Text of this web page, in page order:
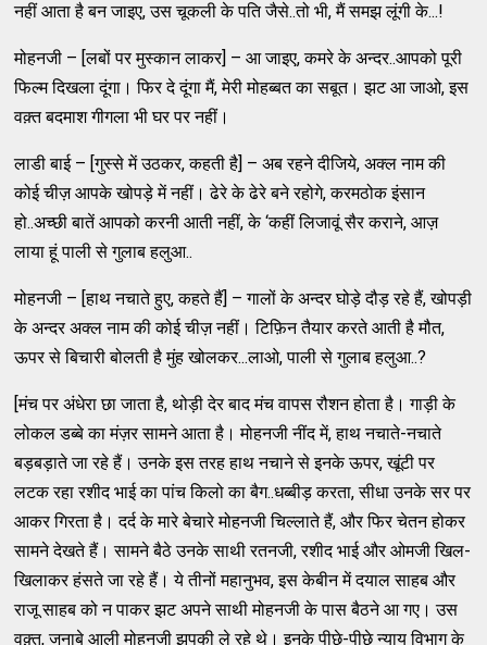
नहीं आता है बन जाइए, उस चूकली के पति जैसे..तो भी, मैं समझ लूंगी के...!
मोहनजी – [लबों पर मुस्कान लाकर] – आ जाइए, कमरे के अन्दर..आपको पूरी
फिल्म दिखला दूंगा। फिर दे दूंगा मैं, मेरी मोहब्बत का सबूत। झट आ जाओ, इस
वक़्त बदमाश गीगला भी घर पर नहीं।
लाडी बाई – [गुस्से में उठकर, कहती है] – अब रहने दीजिये, अक्ल नाम की
कोई चीज़ आपके खोपड़े में नहीं। ढेरे के ढेरे बने रहोगे, करमठोक इंसान
हो..अच्छी बातें आपको करनी आती नहीं, के ‘कहीं लिजावूं सैर कराने, आज़
लाया हूं पाली से गुलाब हलुआ..
मोहनजी – [हाथ नचाते हुए, कहते हैं] – गालों के अन्दर घोड़े दौड़ रहे हैं, खोपड़ी
के अन्दर अक्ल नाम की कोई चीज़ नहीं। टिफ़िन तैयार करते आती है मौत,
ऊपर से बिचारी बोलती है मुंह खोलकर...लाओ, पाली से गुलाब हलुआ..?
[मंच पर अंधेरा छा जाता है, थोड़ी देर बाद मंच वापस रौशन होता है। गाड़ी के
लोकल डब्बे का मंज़र सामने आता है। मोहनजी नींद में, हाथ नचाते-नचाते
बड़बड़ाते जा रहे हैं। उनके इस तरह हाथ नचाने से इनके ऊपर, खूंटी पर
लटक रहा रशीद भाई का पांच किलो का बैग..धब्बीड़ करता, सीधा उनके सर पर
आकर गिरता है। दर्द के मारे बेचारे मोहनजी चिल्लाते हैं, और फिर चेतन होकर
सामने देखते हैं। सामने बैठे उनके साथी रतनजी, रशीद भाई और ओमजी खिल-
खिलाकर हंसते जा रहे हैं। ये तीनों महानुभव, इस केबीन में दयाल साहब और
राजू साहब को न पाकर झट अपने साथी मोहनजी के पास बैठने आ गए। उस
वक़्त, जनाबे आली मोहनजी झपकी ले रहे थे। इनके पीछे-पीछे न्याय विभाग के